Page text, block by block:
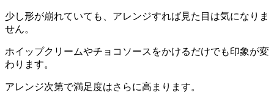
少し形が崩れていても、アレンジすれば見た目は気になりま
せん。
ホイップクリームやチョコソースをかけるだけでも印象が変
わります。
アレンジ次第で満足度はさらに高まります。